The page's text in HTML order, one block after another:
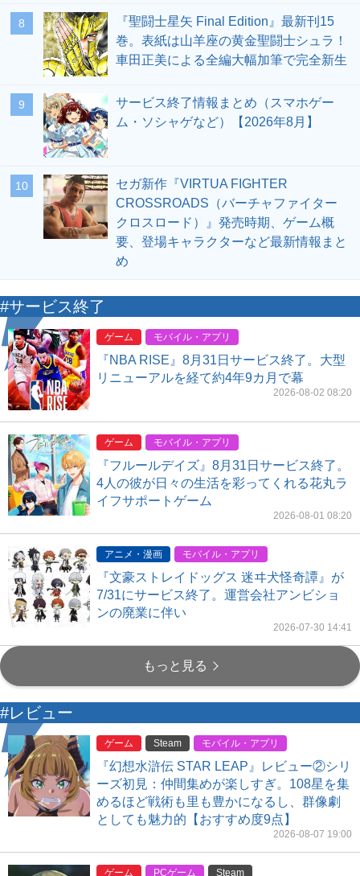
8
『聖闘士星矢 Final Edition』最新刊15
巻。表紙は山羊座の黄金聖闘士シュラ！
車田正美による全編大幅加筆で完全新生
9
サービス終了情報まとめ（スマホゲー
ム・ソシャゲなど）【2026年8月】
10
セガ新作『VIRTUA FIGHTER
CROSSROADS（バーチャファイター
クロスロード）』発売時期、ゲーム概
要、登場キャラクターなど最新情報まと
め
#サービス終了
ゲーム モバイル・アプリ
『NBA RISE』8月31日サービス終了。大型
リニューアルを経て約4年9カ月で幕
2026-08-02 08:20
ゲーム モバイル・アプリ
『フルールデイズ』8月31日サービス終了。
4人の彼が日々の生活を彩ってくれる花丸ラ
イフサポートゲーム
2026-08-01 08:20
アニメ・漫画 モバイル・アプリ
『文豪ストレイドッグス 迷ヰ犬怪奇譚』が
7/31にサービス終了。運営会社アンビショ
ンの廃業に伴い
2026-07-30 14:41
もっと見る
#レビュー
ゲーム Steam モバイル・アプリ
『幻想水滸伝 STAR LEAP』レビュー②シリ
ーズ初見：仲間集めが楽しすぎ。108星を集
めるほど戦術も里も豊かになるし、群像劇
としても魅力的【おすすめ度9点】
2026-08-07 19:00
ゲーム PCゲーム
Steam